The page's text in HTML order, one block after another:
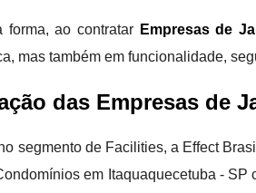
forma, ao contratar Empresas de
mas também em funcionalidade,
das Empresas de
segmento de Facilities, a Effect
em Itaquaquecetuba -